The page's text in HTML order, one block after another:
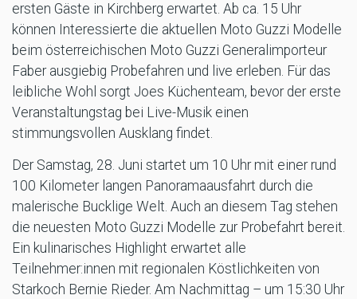
ersten Gäste in Kirchberg erwartet. Ab ca. 15 Uhr
können Interessierte die aktuellen Moto Guzzi Modelle
beim österreichischen Moto Guzzi Generalimporteur
Faber ausgiebig Probefahren und live erleben. Für das
leibliche Wohl sorgt Joes Küchenteam, bevor der erste
Veranstaltungstag bei Live-Musik einen
stimmungsvollen Ausklang findet.
Der Samstag, 28. Juni startet um 10 Uhr mit einer rund
100 Kilometer langen Panoramaausfahrt durch die
malerische Bucklige Welt. Auch an diesem Tag stehen
die neuesten Moto Guzzi Modelle zur Probefahrt bereit.
Ein kulinarisches Highlight erwartet alle
Teilnehmer:innen mit regionalen Köstlichkeiten von
Starkoch Bernie Rieder. Am Nachmittag – um 15:30 Uhr